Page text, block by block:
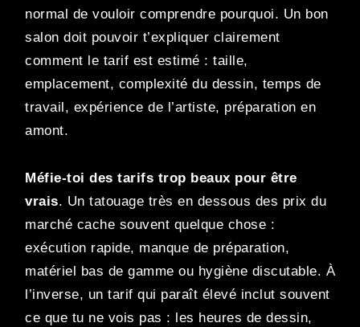
normal de vouloir comprendre pourquoi. Un bon
salon doit pouvoir t’expliquer clairement
comment le tarif est estimé : taille,
emplacement, complexité du dessin, temps de
travail, expérience de l’artiste, préparation en
amont.
Méfie-toi des tarifs trop beaux pour être
vrais. Un tatouage très en dessous des prix du
marché cache souvent quelque chose :
exécution rapide, manque de préparation,
matériel bas de gamme ou hygiène discutable. À
l’inverse, un tarif qui paraît élevé inclut souvent
ce que tu ne vois pas : les heures de dessin,